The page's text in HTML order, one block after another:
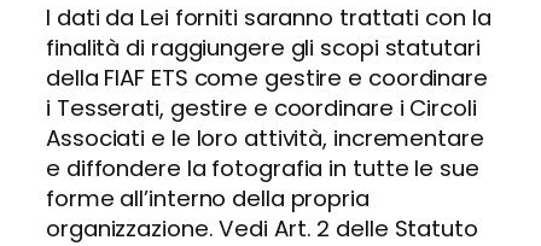
I dati da Lei forniti saranno trattati con la
finalità di raggiungere gli scopi statutari
della FIAF ETS come gestire e coordinare
i Tesserati, gestire e coordinare i Circoli
Associati e le loro attività, incrementare
e diffondere la fotografia in tutte le sue
forme all’interno della propria
organizzazione. Vedi Art. 2 delle Statuto